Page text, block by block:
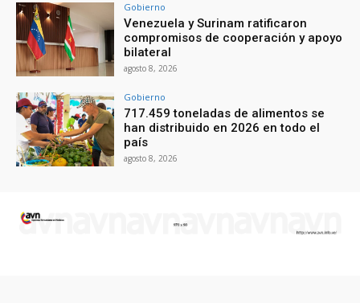
Gobierno
Venezuela y Surinam ratificaron
compromisos de cooperación y apoyo
bilateral
agosto 8, 2026
Gobierno
717.459 toneladas de alimentos se
han distribuido en 2026 en todo el
país
agosto 8, 2026